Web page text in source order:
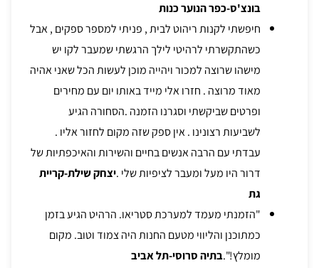
בונצ'ס-כפר הנוער כנות
חיפשתי לקנות ריהוט לבית , פניתי למספר ספקים , אבל
כשהתקשרתי לרהיטי לילך הרגשתי שמעבר לקו יש
מישהו שרוצה למכור ויהייה מוכן לעשות הכל שאני אהיה
מאוד מרוצה . חזרו אלי מייד באותו יום עם מחירים
ופרטים שביקשתי וסגרנו הזמנה .הסחורה הגיע
לשביעות רצונינו . אין ספק שזה מקום לחזור אליו .
עבדתי עם הרבה אנשים בחיים והשירות והאיכפתיות של
דרור היו מעל ומעבר לציפיות שלי .יצחק שילת-קריית
גת
"הזמנתי מעמד למערכת סטריאו. הרהיט הגיע בזמן
כמתוכנן והליווי מטעם החנות היה צמוד וטוב. מקום
מומלץ!".בתיה סרוסי-תל אביב